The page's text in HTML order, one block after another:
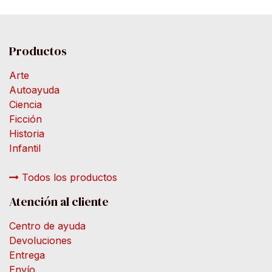
Productos
Arte
Autoayuda
Ciencia
Ficción
Historia
Infantil
Todos los productos
Atención al cliente
Centro de ayuda
Devoluciones
Entrega
Envío